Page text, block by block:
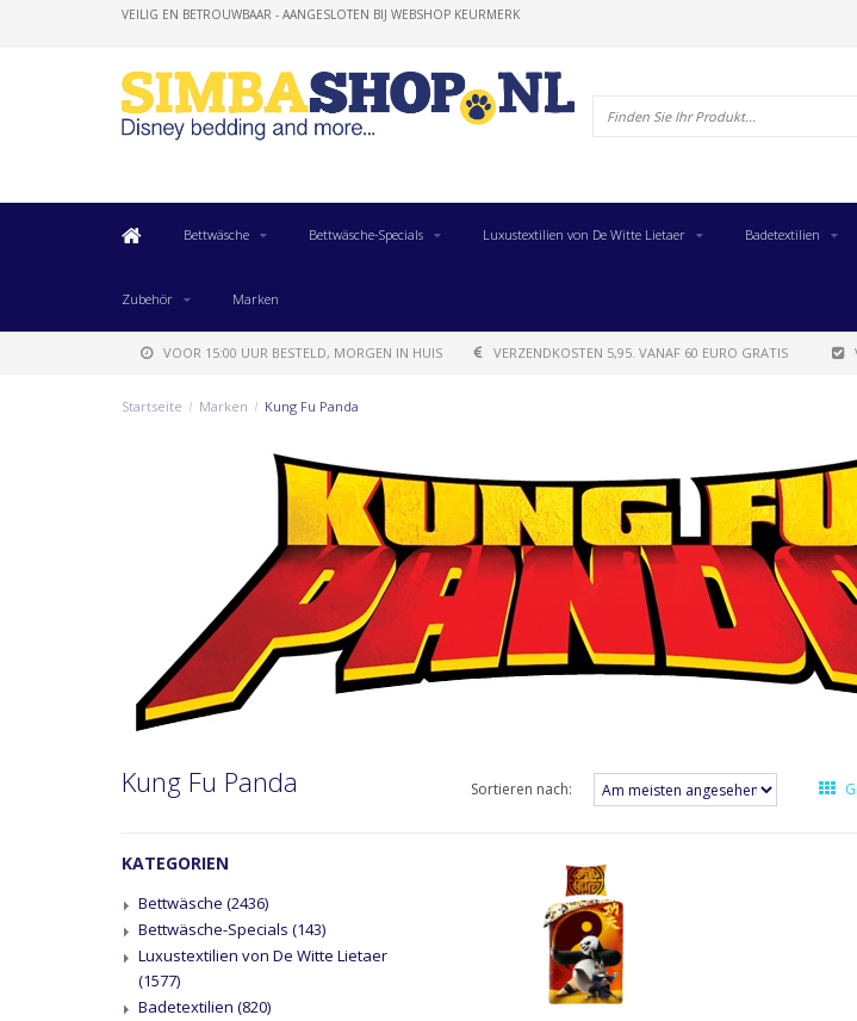
VEILIG EN BETROUWBAAR - AANGESLOTEN BIJ WEBSHOP KEURMERK
Bettwäsche Bettwäsche-Specials Luxustextilien von De Witte Lietaer Badetextilien
Zubehör Marken
VOOR 15:00 UUR BESTELD, MORGEN IN HUIS VERZENDKOSTEN 5,95. VANAF 60 EURO GRATIS
Startseite / Marken / Kung Fu Panda
Kung Fu Panda Sortieren nach:
KATEGORIEN
Bettwäsche (2436)
Bettwäsche-Specials (143)
Luxustextilien von De Witte Lietaer
(1577)
Badetextilien (820)